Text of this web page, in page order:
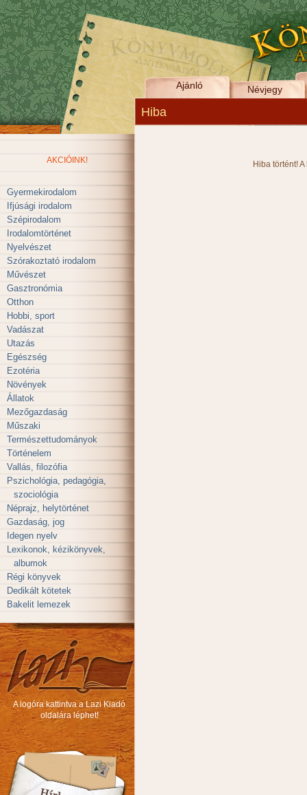
Ajánló Névjegy
Hiba
AKCIÓINK!
Gyermekirodalom
Ifjúsági irodalom
Szépirodalom
Irodalomtörténet
Nyelvészet
Szórakoztató irodalom
Művészet
Gasztronómia
Otthon
Hobbi, sport
Vadászat
Utazás
Egészség
Ezotéria
Növények
Állatok
Mezőgazdaság
Műszaki
Természettudományok
Történelem
Vallás, filozófia
Pszichológia, pedagógia,
szociológia
Néprajz, helytörténet
Gazdaság, jog
Idegen nyelv
Lexikonok, kézikönyvek,
albumok
Régi könyvek
Dedikált kötetek
Bakelit lemezek
A logóra kattintva a Lazi Kiadó
oldalára léphet!
Hiba történt!